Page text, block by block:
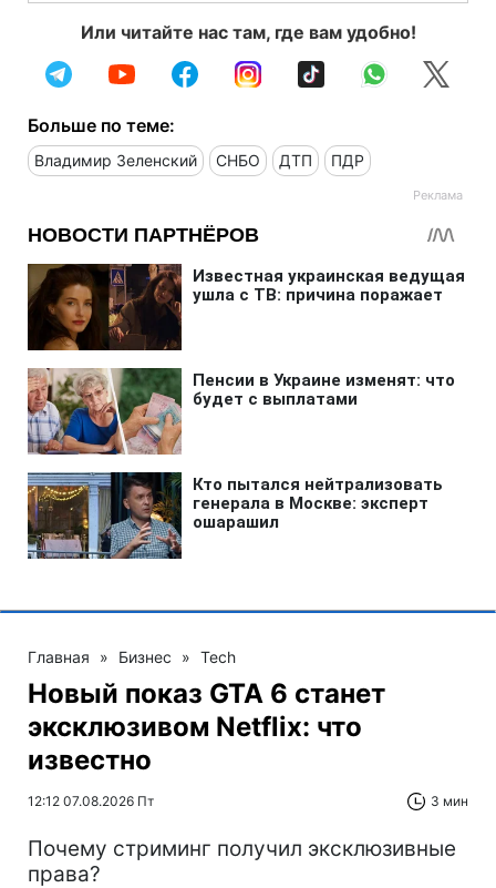
Или читайте нас там, где вам удобно!
Больше по теме:
Владимир Зеленский СНБО ДТП ПДР
Главная » Бизнес » Tech
Новый показ GTA 6 станет
эксклюзивом Netflix: что
известно
12:12 07.08.2026 Пт 3 мин
Почему стриминг получил эксклюзивные
права?